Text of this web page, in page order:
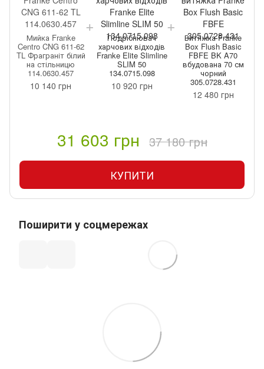
611-62
білий
Витяжка Franke
Box Flush Basic
FBFE BK A70
вбудована 70 см
чорний
305.0728.431
12 480 грн
Подрібнювач
харчових відходів
Franke Elite Slimline
134.0715.096
14 560 грн
Мийка
Centro CNG
TL Фраграніт
на
10 140
31 603 грн 37 180 грн
КУПИТИ
Поширити у соцмережах